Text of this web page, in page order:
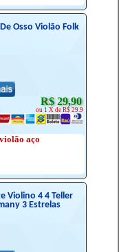
Osso Violão Folk
R$ 29,90
ou 1 X de R$ 29.9
aço
Violino 4 4 Teller
3 Estrelas